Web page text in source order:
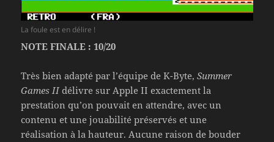
La foule est en délire !
NOTE FINALE : 10/20
Très bien adapté par l’équipe de K-Byte,Summer
Games IIdélivre sur Apple II exactement la
prestation qu’on pouvait en attendre, avec un
contenu et une jouabilité préservés et une
réalisation à la hauteur. Aucune raison de bouder